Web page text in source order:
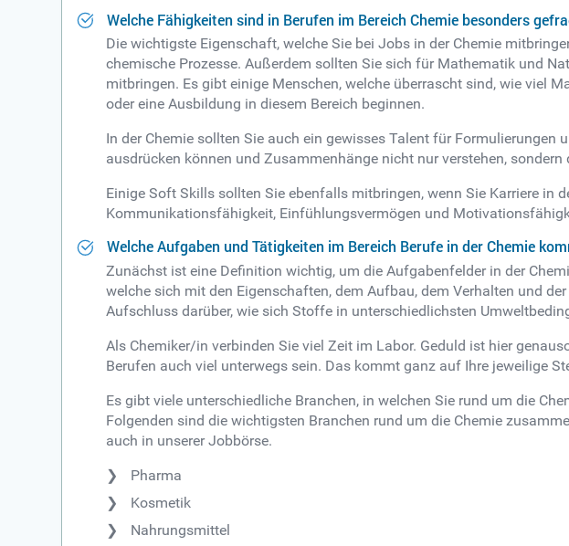
Welche Fähigkeiten sind in Berufen im Bereich Chemie besonders
Die wichtigste Eigenschaft, welche Sie bei Jobs in der Chemie
chemische Prozesse. Außerdem sollten Sie sich für Mathematik und
mitbringen. Es gibt einige Menschen, welche überrascht sind, wie viel
oder eine Ausbildung in diesem Bereich beginnen.
In der Chemie sollten Sie auch ein gewisses Talent für
ausdrücken können und Zusammenhänge nicht nur verstehen, sondern
Einige Soft Skills sollten Sie ebenfalls mitbringen, wenn Sie Karriere in
Kommunikationsfähigkeit, Einfühlungsvermögen und
Welche Aufgaben und Tätigkeiten im Bereich Berufe in der Chemie
Zunächst ist eine Definition wichtig, um die Aufgabenfelder in der
welche sich mit den Eigenschaften, dem Aufbau, dem Verhalten und
Aufschluss darüber, wie sich Stoffe in unterschiedlichsten
Als Chemiker/in verbinden Sie viel Zeit im Labor. Geduld ist hier
Berufen auch viel unterwegs sein. Das kommt ganz auf Ihre jeweilige
Es gibt viele unterschiedliche Branchen, in welchen Sie rund um die
Folgenden sind die wichtigsten Branchen rund um die Chemie
auch in unserer Jobbörse.
Pharma
Kosmetik
Nahrungsmittel